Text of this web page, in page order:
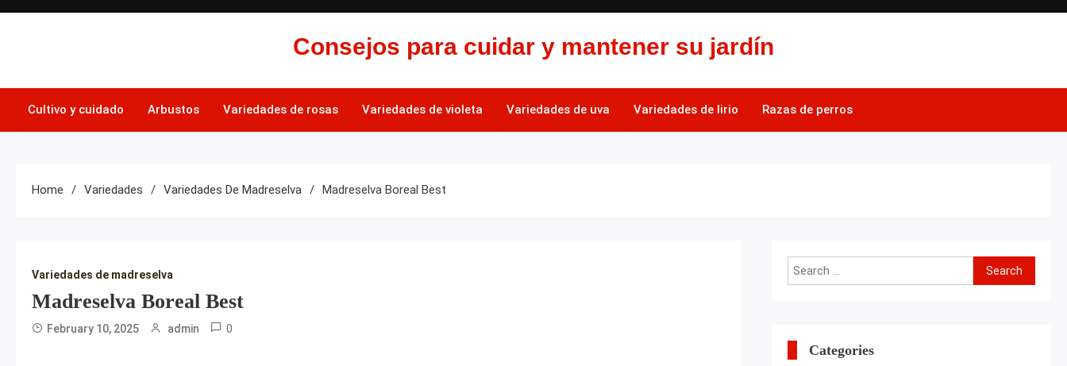
Skip
Consejos para cuidar y mantener su jardín
Cultivo y cuidado Arbustos Variedades de rosas Variedades de violeta Variedades de uva Variedades de lirio Razas de perros
Home Variedades Variedades De Madreselva Madreselva Boreal Best
Variedades de madreselva
Madreselva Boreal Best
February 10, 2025 admin 0
Search
for:
Categories